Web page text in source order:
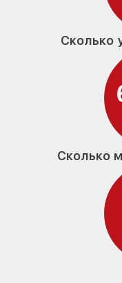
Сколько
Сколько